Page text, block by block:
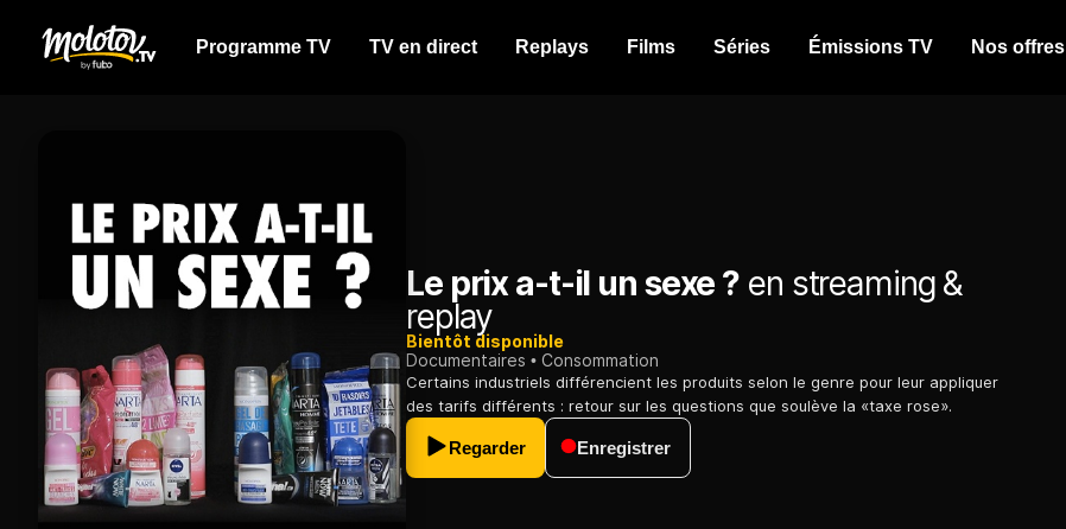
Programme TV TV en direct Replays Films Séries Émissions TV Nos offres
Le prix a-t-il un sexe ? en streaming &
replay
Bientôt disponible
Documentaires
Consommation
Certains industriels différencient les produits selon le genre pour leur appliquer
des tarifs différents : retour sur les questions que soulève la «taxe rose».
Regarder Enregistrer